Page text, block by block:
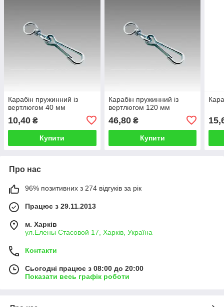
Карабін пружинний із
вертлюгом 40 мм
10,40 ₴
Купити
Карабін пружинний із
вертлюгом 120 мм
46,80₴
Купити
Про нас
96% позитивних з 274 відгуків за рік
Працює з 29.11.2013
м. Харків
ул.Елены Стасовой 17, Харків, Україна
Контакти
Сьогодні працює з 08:00 до 20:00
Показати весь графік роботи